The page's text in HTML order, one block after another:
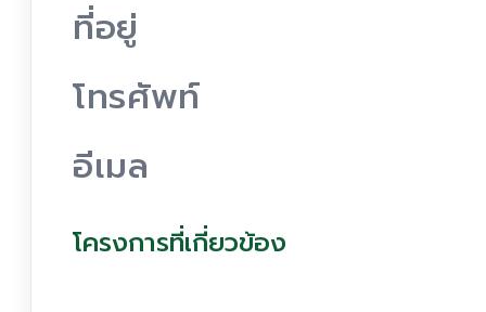
ที่อยู่
โทรศัพท์
อีเมล
โครงการที่เกี่ยวข้อง